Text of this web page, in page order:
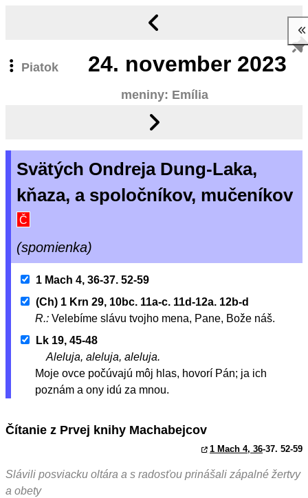
Piatok 24. november 2023
meniny: Emília
Svätých Ondreja Dung-Laka,
kňaza, a spoločníkov, mučeníkov
Č
(spomienka)
1 Mach 4, 36-37. 52-59
(Ch) 1 Krn 29, 10bc. 11a-c. 11d-12a. 12b-d
R.: Velebíme slávu tvojho mena, Pane, Bože náš.
Lk 19, 45-48
Aleluja, aleluja, aleluja.
Moje ovce počúvajú môj hlas, hovorí Pán; ja ich
poznám a ony idú za mnou.
Čítanie z Prvej knihy Machabejcov
1 Mach 4, 36-37. 52-59
Slávili posviacku oltára a s radosťou prinášali zápalné žertvy
a obety